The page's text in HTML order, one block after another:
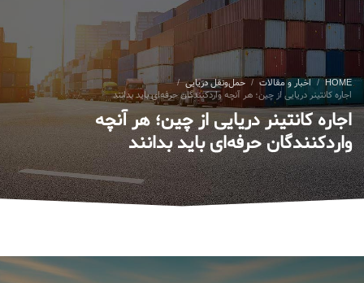
HOME اخبار و مقالات
حمل‌ونقل دریایی
اجاره کانتینر دریایی از چین؛ هر آنچه واردکنندگان حرفه‌ای باید بدانند
اجاره کانتینر دریایی از چین؛ هر آنچه
واردکنندگان حرفه‌ای باید بدانند